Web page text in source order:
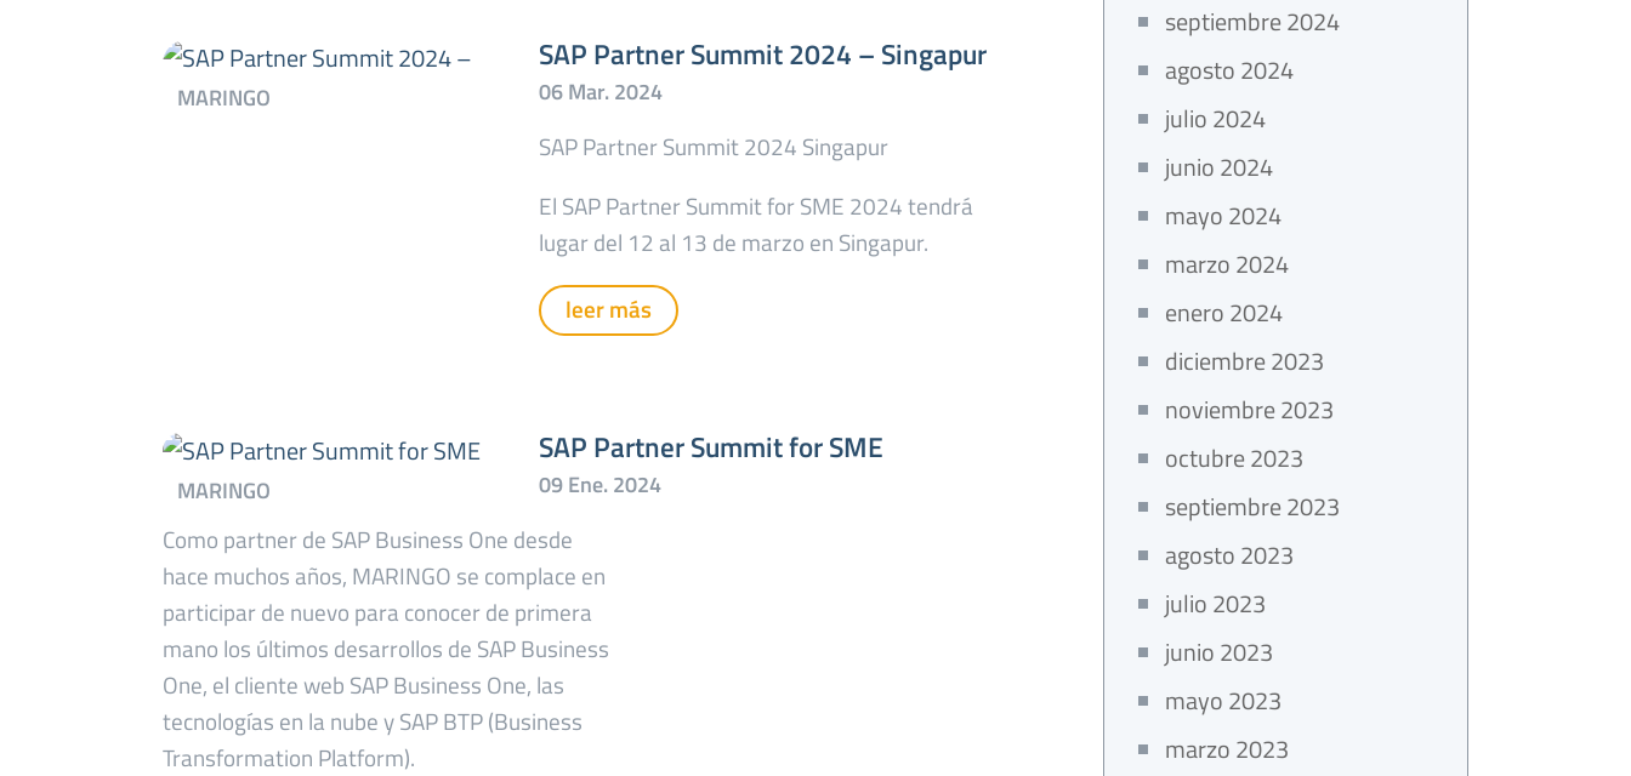
SAP Partner Summit 2024 – Singapur
SAP Partner Summit 2024 Singapur
El SAP Partner Summit for SME 2024 tendrá
lugar del 12 al 13 de marzo en Singapur.
leer más
SAP Partner Summit for SME
Como partner de SAP Business One desde
hace muchos años, MARINGO se complace en
participar de nuevo para conocer de primera
mano los últimos desarrollos de SAP Business
One, el cliente web SAP Business One, las
tecnologías en la nube y SAP BTP (Business
Transformation Platform).
septiembre 2024
agosto 2024
julio 2024
junio 2024
mayo 2024
marzo 2024
enero 2024
diciembre 2023
noviembre 2023
octubre 2023
septiembre 2023
agosto 2023
julio 2023
junio 2023
mayo 2023
marzo 2023